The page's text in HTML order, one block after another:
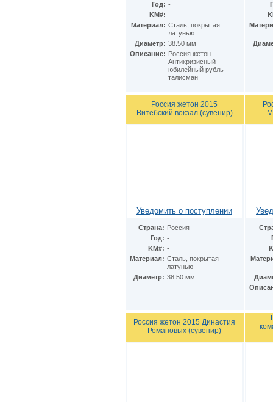
Год: -
KM#: -
Материал: Cталь, покрытая
латунью
Диаметр: 38.50 мм
Описание: Россия жетон
Антикризисный
юбилейный рубль-
талисман
Россия жетон 2015
Витебский вокзал (сувенир)
Уведомить о поступлении
Страна: Россия
Год: -
KM#: -
Материал: Cталь, покрытая
латунью
Диаметр: 38.50 мм
Россия жетон 2015 Династия
Романовых (сувенир)